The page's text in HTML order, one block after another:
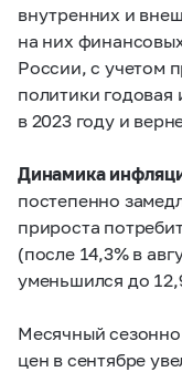
внутренних и
на них
России, с учетом
политики годовая
в 2023 году и
Динамика
постепенно
прироста
(после 14,3% в
уменьшился до
Месячный
цен в сентябре